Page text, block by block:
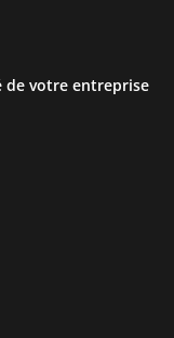
votre entreprise